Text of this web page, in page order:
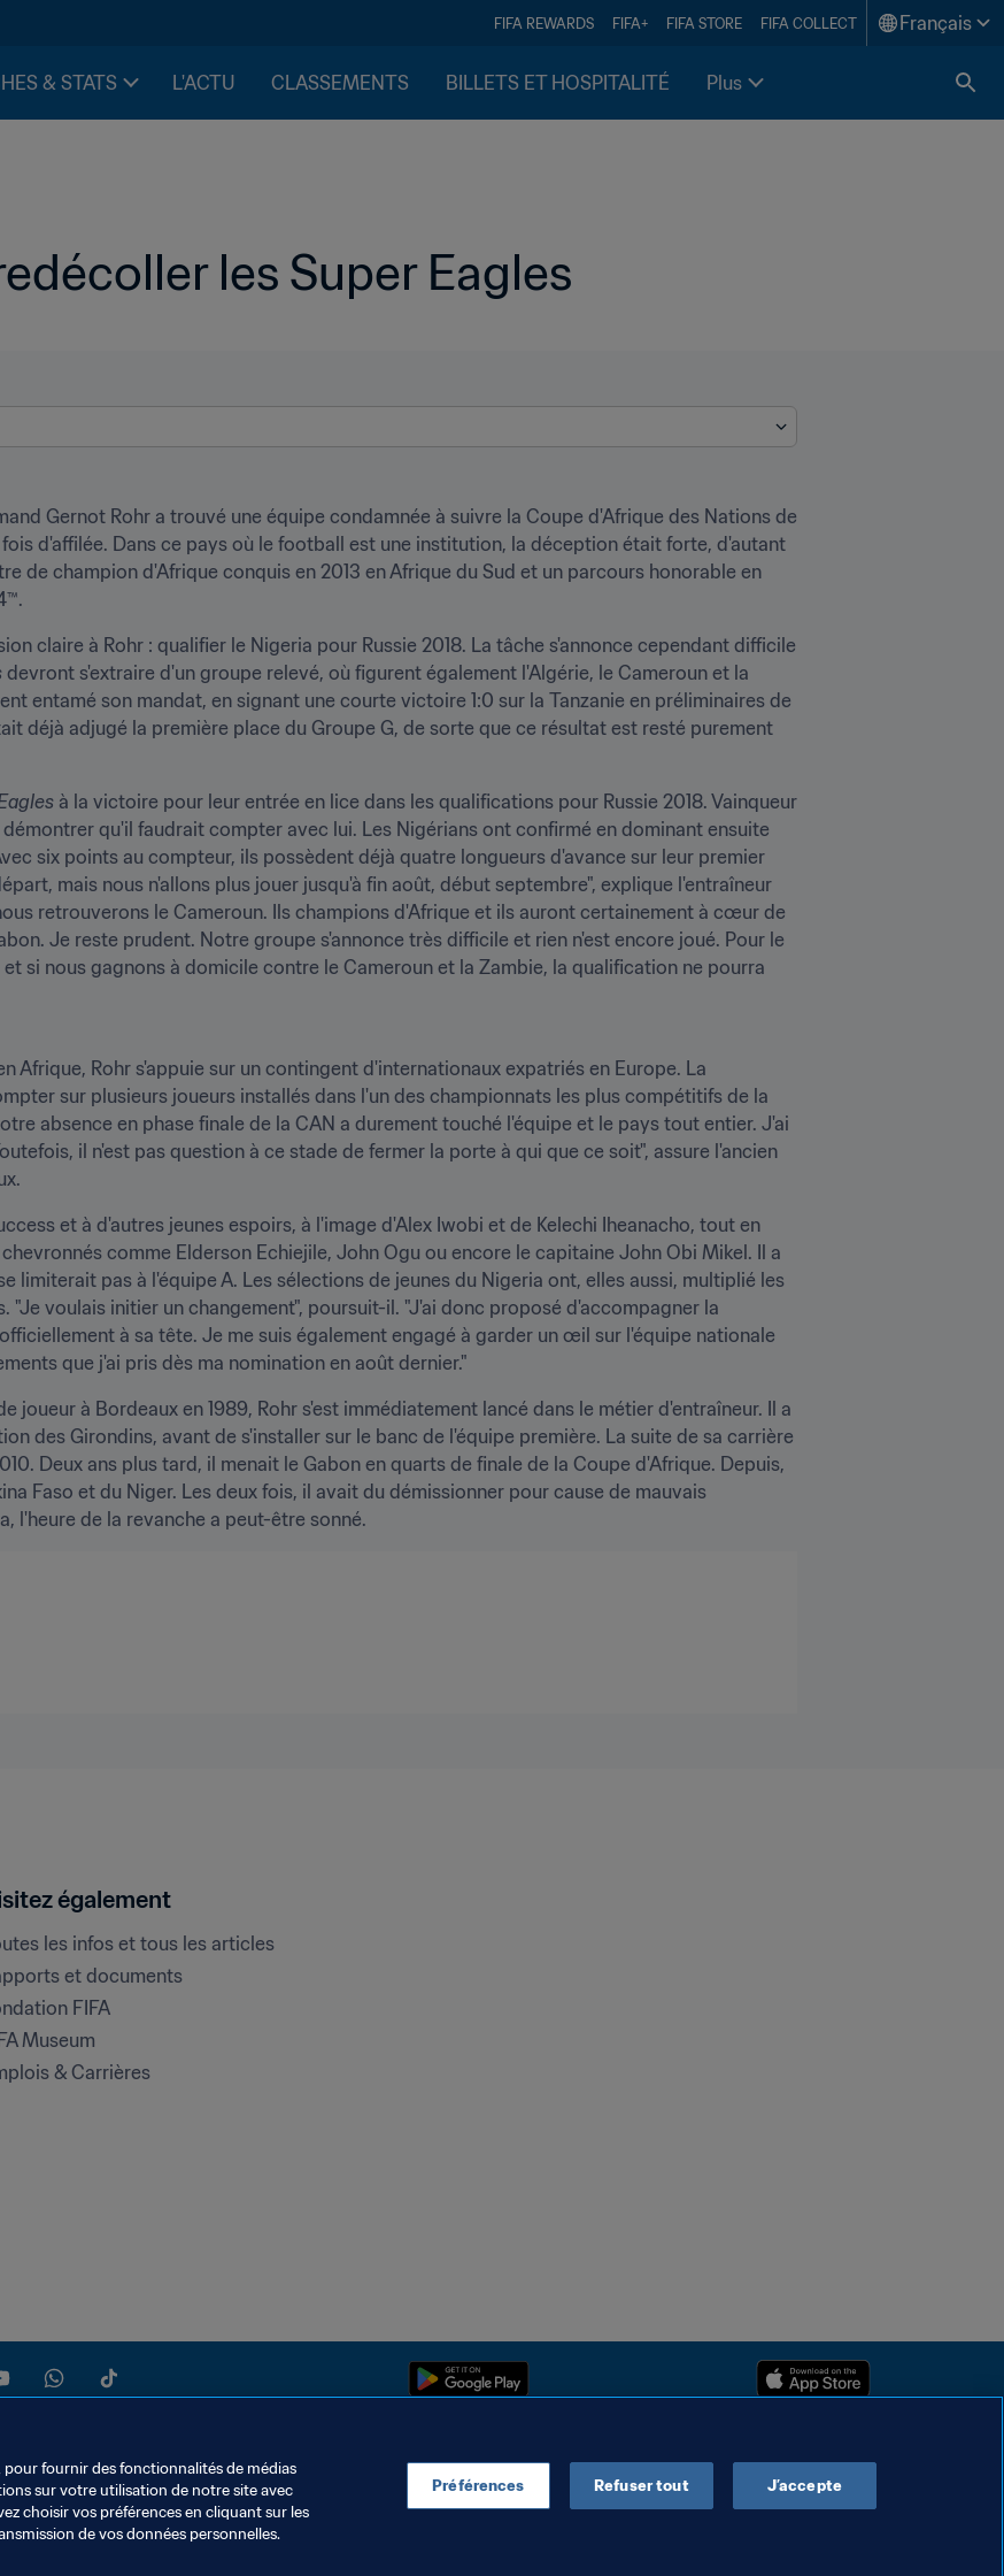
FIFA REWARDS FIFA+ FIFA STORE FIFA COLLECT Français
& STATS L'ACTU CLASSEMENTS BILLETS ET HOSPITALITÉ Plus
les Super Eagles
Gernot Rohr a trouvé une équipe condamnée à suivre la Coupe d'Afrique des Nations de
d'affilée. Dans ce pays où le football est une institution, la déception était forte, d'autant
de champion d'Afrique conquis en 2013 en Afrique du Sud et un parcours honorable en
claire à Rohr : qualifier le Nigeria pour Russie 2018. La tâche s'annonce cependant difficile
devront s'extraire d'un groupe relevé, où figurent également l'Algérie, le Cameroun et la
entamé son mandat, en signant une courte victoire 1:0 sur la Tanzanie en préliminaires de
déjà adjugé la première place du Groupe G, de sorte que ce résultat est resté purement
à la victoire pour leur entrée en lice dans les qualifications pour Russie 2018. Vainqueur
démontrer qu'il faudrait compter avec lui. Les Nigérians ont confirmé en dominant ensuite
six points au compteur, ils possèdent déjà quatre longueurs d'avance sur leur premier
mais nous n'allons plus jouer jusqu'à fin août, début septembre", explique l'entraîneur
retrouverons le Cameroun. Ils champions d'Afrique et ils auront certainement à cœur de
Je reste prudent. Notre groupe s'annonce très difficile et rien n'est encore joué. Pour le
si nous gagnons à domicile contre le Cameroun et la Zambie, la qualification ne pourra
Afrique, Rohr s'appuie sur un contingent d'internationaux expatriés en Europe. La
sur plusieurs joueurs installés dans l'un des championnats les plus compétitifs de la
absence en phase finale de la CAN a durement touché l'équipe et le pays tout entier. J'ai
il n'est pas question à ce stade de fermer la porte à qui que ce soit", assure l'ancien
et à d'autres jeunes espoirs, à l'image d'Alex Iwobi et de Kelechi Iheanacho, tout en
comme Elderson Echiejile, John Ogu ou encore le capitaine John Obi Mikel. Il a
limiterait pas à l'équipe A. Les sélections de jeunes du Nigeria ont, elles aussi, multiplié les
voulais initier un changement", poursuit-il. "J'ai donc proposé d'accompagner la
à sa tête. Je me suis également engagé à garder un œil sur l'équipe nationale
que j'ai pris dès ma nomination en août dernier."
joueur à Bordeaux en 1989, Rohr s'est immédiatement lancé dans le métier d'entraîneur. Il a
des Girondins, avant de s'installer sur le banc de l'équipe première. La suite de sa carrière
Deux ans plus tard, il menait le Gabon en quarts de finale de la Coupe d'Afrique. Depuis,
Faso et du Niger. Les deux fois, il avait du démissionner pour cause de mauvais
l'heure de la revanche a peut-être sonné.
également
les infos et tous les articles
et documents
FIFA
Museum
& Carrières
TÉLÉCHARGEMENTS PARAMÈTRAGE DES COOKIES Droits d'auteur © 1994 - 2025 FIFA. Tous les droits sont réservés.
fournir des fonctionnalités de médias
sur votre utilisation de notre site avec
choisir vos préférences en cliquant sur les
de vos données personnelles.
Préférences Refuser tout J’accepte